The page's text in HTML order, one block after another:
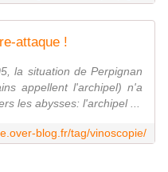
attaque !
la situation de Perpignan
appellent l'archipel) n'a
les abysses: l'archipel ...
blog.fr/tag/vinoscopie/